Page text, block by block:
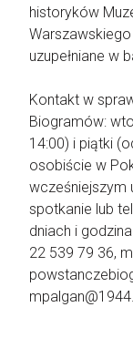
historyków
uzupełniane w
Kontakt w
Biogramów:
14:00) i piątki
osobiście w
wcześniejszym
spotkanie lub
dniach i
22 539 79 36,